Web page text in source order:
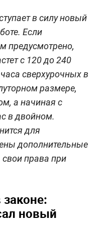
в силу новый
Если
предусмотрено,
с 120 до 240
сверхурочных в
размере,
а начиная с
в двойном.
для
дополнительные
свои права при
новый